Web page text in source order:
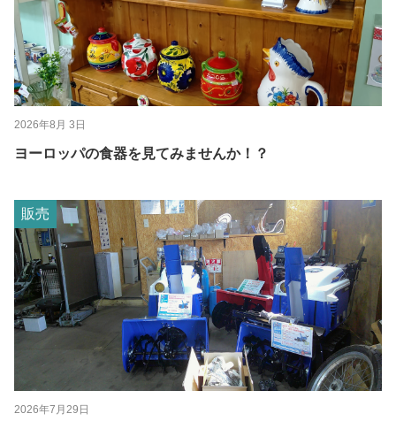
2026年8月 3日
ヨーロッパの食器を見てみませんか！？
販売
2026年7月29日